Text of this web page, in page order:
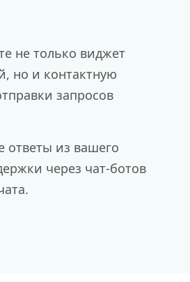
не только виджет
но и контактную
запросов
ответы из вашего
через чат-ботов